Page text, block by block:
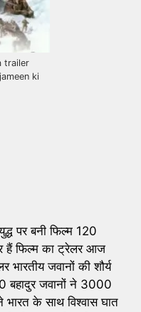
trailer
ki
पर बनी फिल्म 120
हैं फिल्म का ट्रेलर आज
भारतीय जवानों की शौर्य
बहादुर जवानों ने 3000
के साथ विश्वास घात